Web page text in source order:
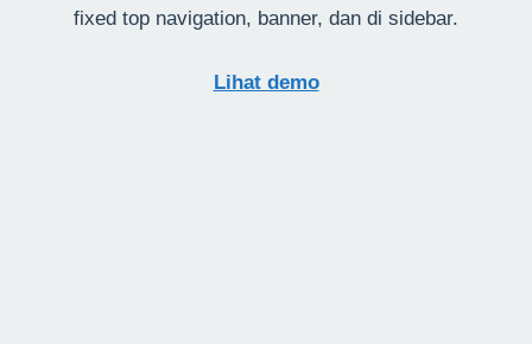
fixed top navigation, banner, dan di sidebar.
Lihat demo